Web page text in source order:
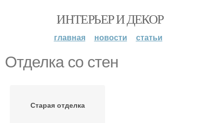
ИНТЕРЬЕР И ДЕКОР
главная новости статьи
Отделка со стен
Старая отделка